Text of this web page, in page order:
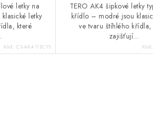
letky na
letky
které
Kód:CS-AK4-11SCYS
TERO AK4 šipkové letky
křídlo – modré jsou
ve tvaru štíhlého křídla,
zajišťují...